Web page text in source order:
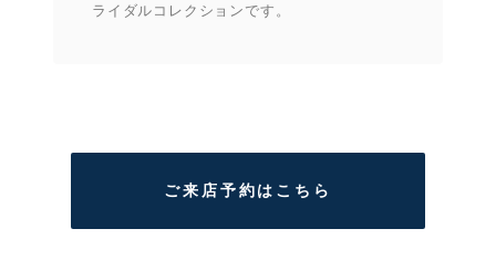
ライダルコレクションです。
ご来店予約はこちら